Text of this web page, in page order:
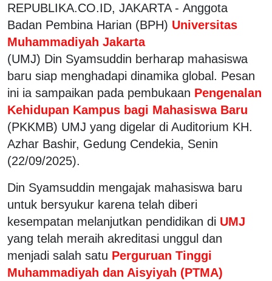
REPUBLIKA.CO.ID, JAKARTA - Anggota
Badan Pembina Harian (BPH) Universitas
Muhammadiyah Jakarta
(UMJ) Din Syamsuddin berharap mahasiswa
baru siap menghadapi dinamika global. Pesan
ini ia sampaikan pada pembukaan Pengenalan
Kehidupan Kampus bagi Mahasiswa Baru
(PKKMB) UMJ yang digelar di Auditorium KH.
Azhar Bashir, Gedung Cendekia, Senin
(22/09/2025).
Din Syamsuddin mengajak mahasiswa baru
untuk bersyukur karena telah diberi
kesempatan melanjutkan pendidikan di UMJ
yang telah meraih akreditasi unggul dan
menjadi salah satu Perguruan Tinggi
Muhammadiyah dan Aisyiyah (PTMA)